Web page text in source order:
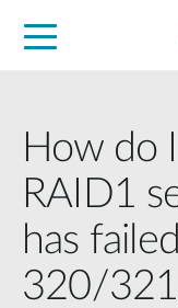
How do
RAID1
has
320/